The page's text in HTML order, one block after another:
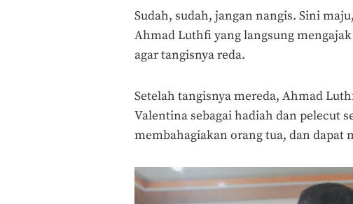
Sudah, sudah, jangan nangis. Sini
Ahmad Luthfi yang langsung
agar tangisnya reda.
Setelah tangisnya mereda, Ahmad
Valentina sebagai hadiah dan pelecut
membahagiakan orang tua, dan dapat